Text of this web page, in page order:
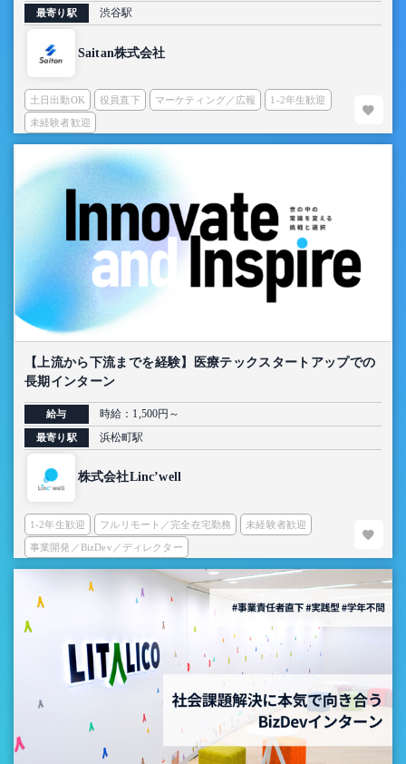
最寄り駅 渋谷駅
Saitan株式会社
土日出勤OK 役員直下 マーケティング／広報 1-2年生歓迎
未経験者歓迎
【上流から下流までを経験】医療テックスタートアップでの
長期インターン
給与 時給：1,500円～
最寄り駅 浜松町駅
株式会社Linc’well
1-2年生歓迎 フルリモート／完全在宅勤務 未経験者歓迎
事業開発／BizDev／ディレクター